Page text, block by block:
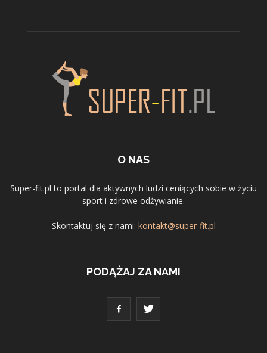
O NAS
Super-fit.pl to portal dla aktywnych ludzi ceniących sobie w życiu
sport i zdrowe odżywianie.
Skontaktuj się z nami: kontakt@super-fit.pl
PODĄŻAJ ZA NAMI